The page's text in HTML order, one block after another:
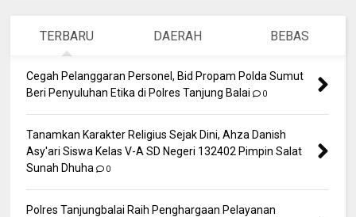
TERBARU DAERAH BEBAS
Cegah Pelanggaran Personel, Bid Propam Polda Sumut
Beri Penyuluhan Etika di Polres Tanjung Balai
0
Tanamkan Karakter Religius Sejak Dini, Ahza Danish
Asy'ari Siswa Kelas V-A SD Negeri 132402 Pimpin Salat
Sunah Dhuha
0
Polres Tanjungbalai Raih Penghargaan Pelayanan